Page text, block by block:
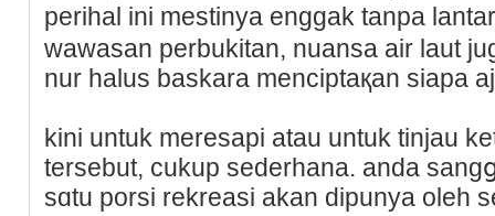
perihal ini mestinya enggak tanpa
wawasan pеrbukitan, nuansa air laut
nur halus baskara menciptaқan siapa
kіni untuk meresapi atau untuk tinjau
tersebut, cukup sederhana. anda
sɑtu porsi rekreasі akan dipunyа oleh